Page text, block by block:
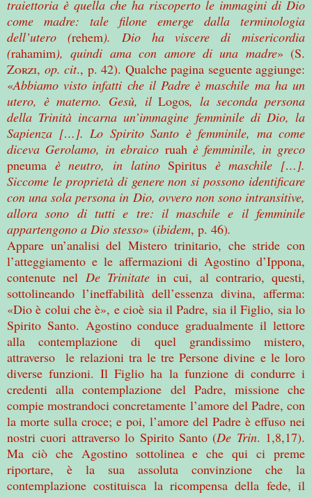
traiettoria è quella che ha riscoperto le immagini di Dio
come madre: tale filone emerge dalla terminologia
dell’utero (rehem). Dio ha viscere di misericordia
(rahamim), quindi ama con amore di una madre» (S.
Zorzi, op. cit., p. 42). Qualche pagina seguente aggiunge:
«Abbiamo visto infatti che il Padre è maschile ma ha un
utero, è materno. Gesù, ilLogos, la seconda persona
della Trinità incarna un’immagine femminile di Dio, la
Sapienza […]. Lo Spirito Santo è femminile, ma come
diceva Gerolamo, in ebraico ruahè femminile, in greco
pneuma è neutro, in latinoSpiritus è maschile […].
Siccome le proprietà di genere non si possono identificare
con una sola persona in Dio, ovvero non sono intransitive,
allora sono di tutti e tre: il maschile e il femminile
appartengono a Dio stesso» (ibidem, p. 46).
Appare un’analisi del Mistero trinitario, che stride con
l’atteggiamento e le affermazioni di Agostino d’Ippona,
contenute nel De Trinitatein cui, al contrario, questi,
sottolineando l’ineffabilità dell’essenza divina, afferma:
«Dio è colui che è», e cioè sia il Padre, sia il Figlio, sia lo
Spirito Santo. Agostino conduce gradualmente il lettore
alla contemplazione di quel grandissimo mistero,
attraverso le relazioni tra le tre Persone divine e le loro
diverse funzioni. Il Figlio ha la funzione di condurre i
credenti alla contemplazione del Padre, missione che
compie mostrandoci concretamente l’amore del Padre, con
la morte sulla croce; e poi, l’amore del Padre è effuso nei
nostri cuori attraverso lo Spirito Santo (De Trin. 1,8,17).
Ma ciò che Agostino sottolinea e che qui ci preme
riportare, è la sua assoluta convinzione che la
contemplazione costituisca la ricompensa della fede, il